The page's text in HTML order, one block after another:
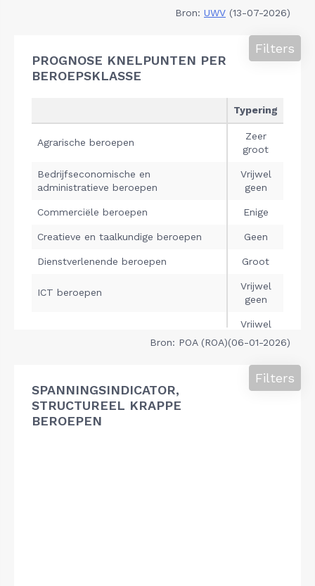
Bron: UWV (13-07-2026)
PROGNOSE KNELPUNTEN PER
BEROEPSKLASSE
Filters
Bron: POA (ROA)(06-01-2026)
SPANNINGSINDICATOR,
STRUCTUREEL KRAPPE
BEROEPEN
Filters